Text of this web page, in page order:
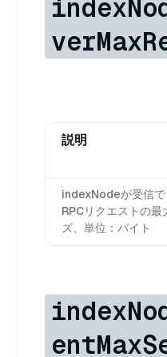
説明
indexNodeが受信で
RPCリクエストの最
ズ、単位：バイト